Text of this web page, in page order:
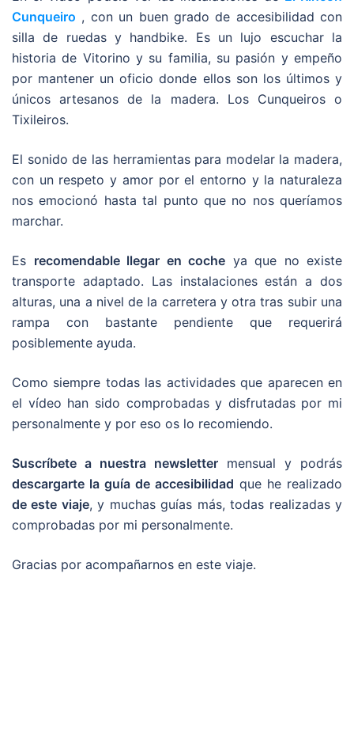
Cunqueiro , con un buen grado de accesibilidad con
silla de ruedas y handbike. Es un lujo escuchar la
historia de Vitorino y su familia, su pasión y empeño
por mantener un oficio donde ellos son los últimos y
únicos artesanos de la madera. Los Cunqueiros o
Tixileiros.
El sonido de las herramientas para modelar la madera,
con un respeto y amor por el entorno y la naturaleza
nos emocionó hasta tal punto que no nos queríamos
marchar.
Es recomendable llegar en coche ya que no existe
transporte adaptado. Las instalaciones están a dos
alturas, una a nivel de la carretera y otra tras subir una
rampa con bastante pendiente que requerirá
posiblemente ayuda.
Como siempre todas las actividades que aparecen en
el vídeo han sido comprobadas y disfrutadas por mi
personalmente y por eso os lo recomiendo.
Suscríbete a nuestra newsletter mensual y podrás
descargarte la guía de accesibilidad que he realizado
de este viaje, y muchas guías más, todas realizadas y
comprobadas por mi personalmente.
Gracias por acompañarnos en este viaje.